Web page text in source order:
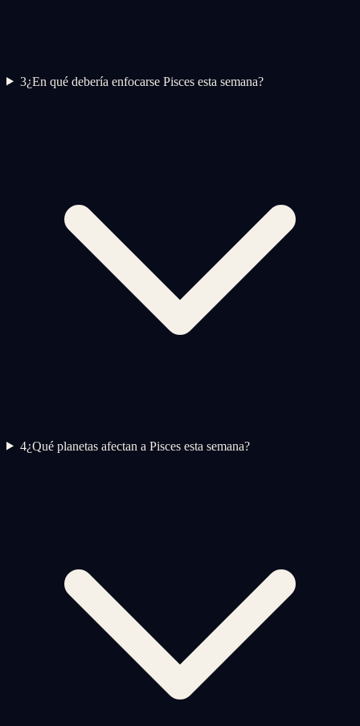
3¿En qué debería enfocarse Pisces esta semana?
4¿Qué planetas afectan a Pisces esta semana?